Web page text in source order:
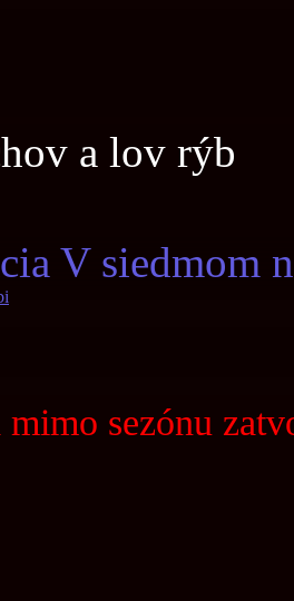
a lov rýb
V siedmom
mimo sezónu